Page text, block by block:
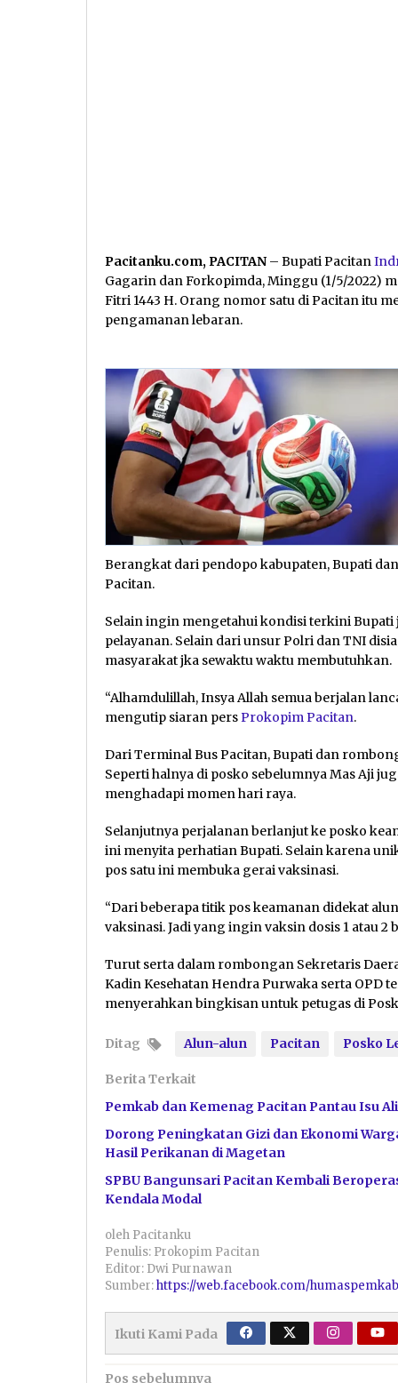
Pacitanku.com, PACITAN – Bupati Pacitan
Gagarin dan Forkopimda, Minggu (1/5/2022)
Fitri 1443 H. Orang nomor satu di Pacitan itu
pengamanan lebaran.
Berangkat dari pendopo kabupaten, Bupati
Pacitan.
Selain ingin mengetahui kondisi terkini
pelayanan. Selain dari unsur Polri dan TNI
masyarakat jka sewaktu waktu membutuhkan.
“Alhamdulillah, Insya Allah semua berjalan
mengutip siaran persProkopim Pacitan.
Dari Terminal Bus Pacitan, Bupati dan
Seperti halnya di posko sebelumnya Mas Aji
menghadapi momen hari raya.
Selanjutnya perjalanan berlanjut ke posko
ini menyita perhatian Bupati. Selain karena
pos satu ini membuka gerai vaksinasi.
“Dari beberapa titik pos keamanan didekat
vaksinasi. Jadi yang ingin vaksin dosis 1 atau 2
Turut serta dalam rombongan Sekretaris
Kadin Kesehatan Hendra Purwaka serta OPD
menyerahkan bingkisan untuk petugas di
Ditag Alun-alun Pacitan Posko
Berita Terkait
Pemkab dan Kemenag Pacitan Pantau Isu
Dorong Peningkatan Gizi dan Ekonomi
Hasil Perikanan di Magetan
SPBU Bangunsari Pacitan Kembali
Kendala Modal
oleh Pacitanku
Penulis: Prokopim Pacitan
Editor: Dwi Purnawan
Sumber:https://web.facebook.com/
Ikuti Kami Pada
Pos sebelumnya